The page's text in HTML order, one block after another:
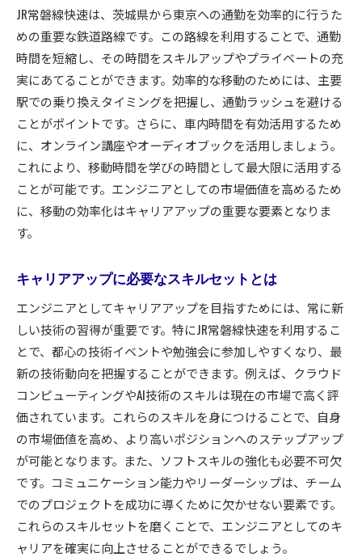
JR常磐線快速は、茨城県から東京への通勤を効率的に行うた
めの重要な鉄道路線です。この路線を利用することで、通勤
時間を短縮し、その時間をスキルアップやプライベートの充
実にあてることができます。効率的な移動のためには、主要
駅での乗り換えタイミングを把握し、通勤ラッシュを避ける
ことがポイントです。さらに、車内時間を有効活用するため
に、オンライン講座やオーディオブックを活用しましょう。
これにより、移動時間を学びの時間として最大限に活用する
ことが可能です。エンジニアとしての市場価値を高めるため
に、移動の効率化はキャリアアップの重要な要素となりま
す。
キャリアアップに必要なスキルセットとは
エンジニアとしてキャリアアップを目指すためには、常に新
しい技術の習得が重要です。特にJR常磐線快速を利用するこ
とで、都心の技術イベントや勉強会に参加しやすくなり、最
新の技術動向を把握することができます。例えば、クラウド
コンピューティングやAI技術のスキルは現在の市場で高く評
価されています。これらのスキルを身につけることで、自身
の市場価値を高め、より高いポジションへのステップアップ
が可能となります。また、ソフトスキルの強化も必要不可欠
です。コミュニケーション能力やリーダーシップは、チーム
でのプロジェクトを成功に導くために欠かせない要素です。
これらのスキルセットを磨くことで、エンジニアとしてのキ
ャリアを確実に向上させることができるでしょう。